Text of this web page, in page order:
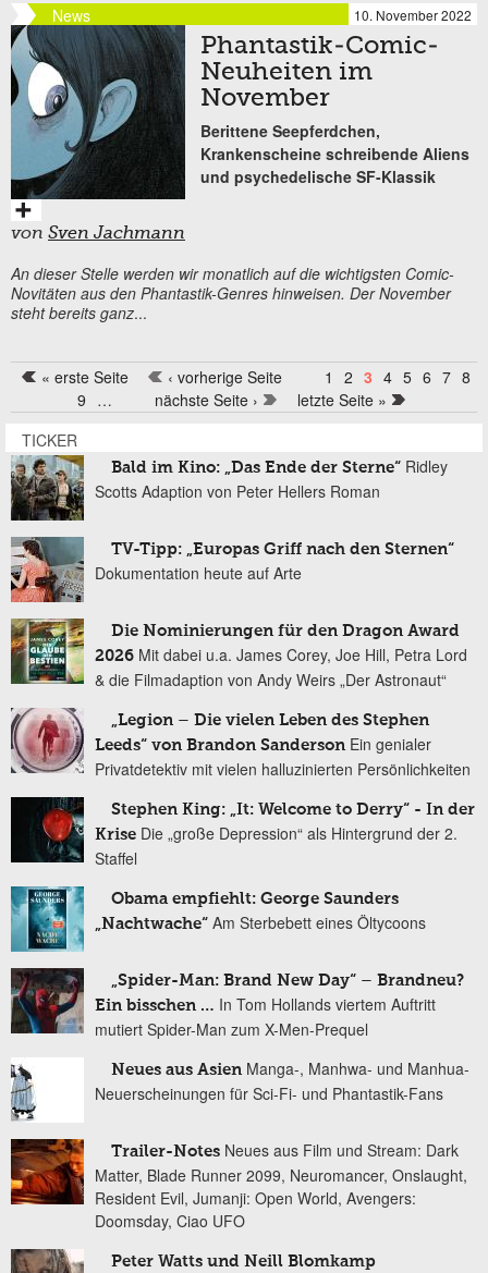
News 10. November 2022
Phantastik-Comic-
Neuheiten im
November
Berittene Seepferdchen,
Krankenscheine schreibende Aliens
und psychedelische SF-Klassik
von Sven Jachmann
An dieser Stelle werden wir monatlich auf die wichtigsten Comic-
Novitäten aus den Phantastik-Genres hinweisen. Der November
steht bereits ganz...
Seiten
« erste Seite ‹ vorherige Seite 1 2 3 4 5 6 7 8
9 … nächste Seite ›
letzte Seite »
TICKER
Bald im Kino: „Das Ende der Sterne“ Ridley
Scotts Adaption von Peter Hellers Roman
TV-Tipp: „Europas Griff nach den Sternen“
Dokumentation heute auf Arte
Die Nominierungen für den Dragon Award
2026 Mit dabei u.a. James Corey, Joe Hill, Petra Lord
& die Filmadaption von Andy Weirs „Der Astronaut“
„Legion – Die vielen Leben des Stephen
Leeds“ von Brandon Sanderson Ein genialer
Privatdetektiv mit vielen halluzinierten Persönlichkeiten
Stephen King: „It: Welcome to Derry“ - In der
Krise Die „große Depression“ als Hintergrund der 2.
Staffel
Obama empfiehlt: George Saunders
„Nachtwache“ Am Sterbebett eines Öltycoons
„Spider-Man: Brand New Day“ – Brandneu?
Ein bisschen … In Tom Hollands viertem Auftritt
mutiert Spider-Man zum X-Men-Prequel
Neues aus Asien Manga-, Manhwa- und Manhua-
Neuerscheinungen für Sci-Fi- und Phantastik-Fans
Trailer-Notes Neues aus Film und Stream: Dark
Matter, Blade Runner 2099, Neuromancer, Onslaught,
Resident Evil, Jumanji: Open World, Avengers:
Doomsday, Ciao UFO
Peter Watts und Neill Blomkamp